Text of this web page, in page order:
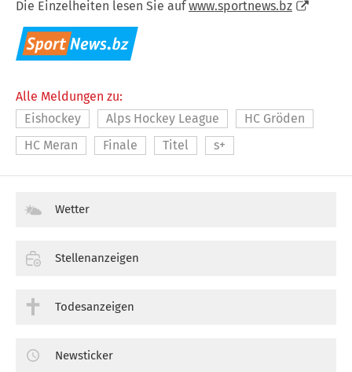
Die Einzelheiten lesen Sie aufwww.sportnews.bz
Alle Meldungen zu:
Eishockey
Alps Hockey League
HC Gröden
HC Meran
Finale Titel s+
Wetter
Stellenanzeigen
Todesanzeigen
Newsticker